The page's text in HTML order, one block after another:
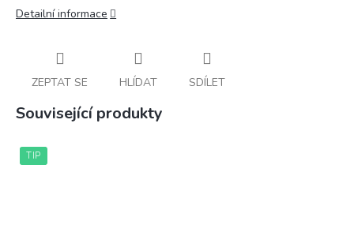
Detailní informace
ZEPTAT SE HLÍDAT SDÍLET
Související produkty
TIP